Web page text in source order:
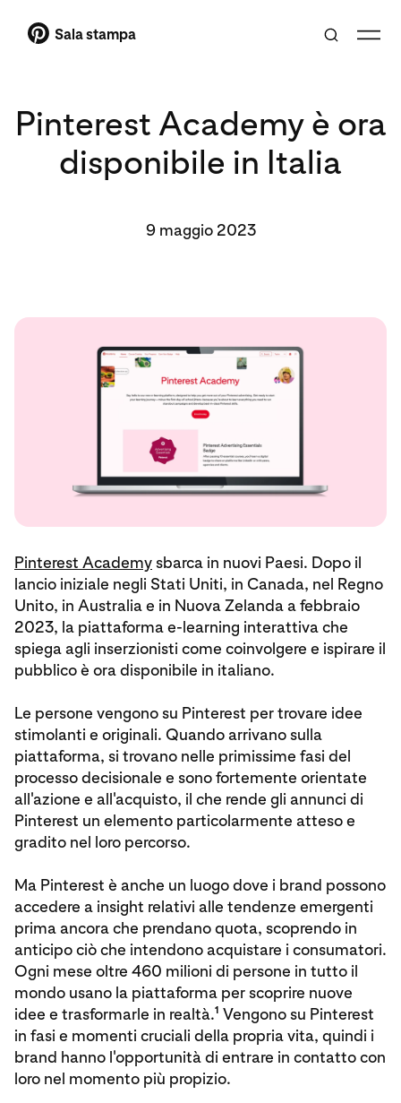
Sala stampa
Pinterest Academy è ora
disponibile in Italia
9 maggio 2023
Pinterest Academysbarca in nuovi Paesi. Dopo il
lancio iniziale negli Stati Uniti, in Canada, nel Regno
Unito, in Australia e in Nuova Zelanda a febbraio
2023, la piattaforma e-learning interattiva che
spiega agli inserzionisti come coinvolgere e ispirare il
pubblico è ora disponibile in italiano.
Le persone vengono su Pinterest per trovare idee
stimolanti e originali. Quando arrivano sulla
piattaforma, si trovano nelle primissime fasi del
processo decisionale e sono fortemente orientate
all'azione e all'acquisto, il che rende gli annunci di
Pinterest un elemento particolarmente atteso e
gradito nel loro percorso.
Ma Pinterest è anche un luogo dove i brand possono
accedere a insight relativi alle tendenze emergenti
prima ancora che prendano quota, scoprendo in
anticipo ciò che intendono acquistare i consumatori.
Ogni mese oltre 460 milioni di persone in tutto il
mondo usano la piattaforma per scoprire nuove
idee e trasformarle in realtà.1 Vengono su Pinterest
in fasi e momenti cruciali della propria vita, quindi i
brand hanno l'opportunità di entrare in contatto con
loro nel momento più propizio.